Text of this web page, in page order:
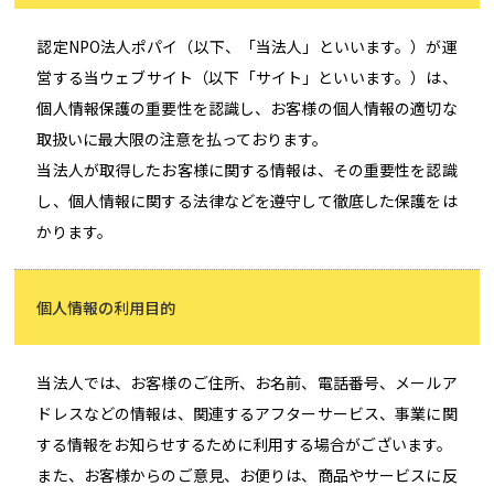
認定NPO法人ポパイ（以下、「当法人」といいます。）が運
営する当ウェブサイト（以下「サイト」といいます。）は、
個人情報保護の重要性を認識し、お客様の個人情報の適切な
取扱いに最大限の注意を払っております。
当法人が取得したお客様に関する情報は、その重要性を認識
し、個人情報に関する法律などを遵守して徹底した保護をは
かります。
個人情報の利用目的
当法人では、お客様のご住所、お名前、電話番号、メールア
ドレスなどの情報は、関連するアフターサービス、事業に関
する情報をお知らせするために利用する場合がございます。
また、お客様からのご意見、お便りは、商品やサービスに反